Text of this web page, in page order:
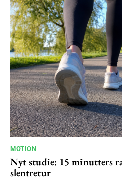
MOTION
Nyt studie: 15 minutters
slentretur